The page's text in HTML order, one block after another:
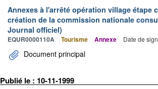
Annexes à l'arrêté opération village étape
création de la commission nationale
Journal officiel)
EQUR0000110A Tourisme Annexe Date de
Document principal
Publié le : 10-11-1999